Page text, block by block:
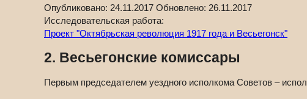
Опубликовано: 24.11.2017 Обновлено: 26.11.2017
Исследовательская работа:
Проект "Октябрьская революция 1917 года и Весьегонск"
2. Весьегонские комиссары
Первым председателем уездного исполкома Советов –